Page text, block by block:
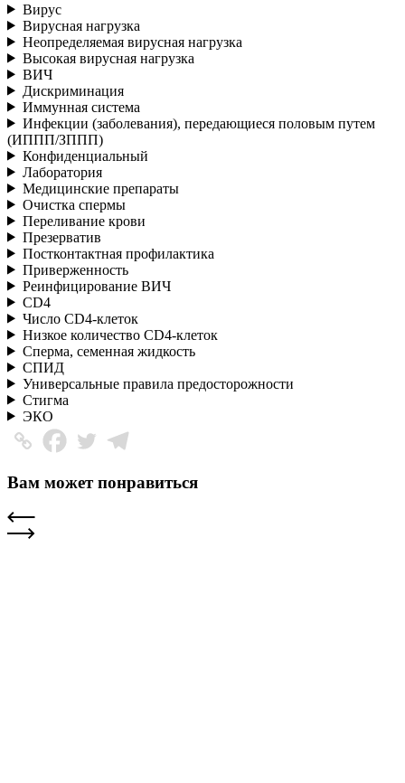
Вирус
Вирусная нагрузка
Неопределяемая вирусная нагрузка
Высокая вирусная нагрузка
ВИЧ
Дискриминация
Иммунная система
Инфекции (заболевания), передающиеся половым путем
(ИППП/ЗППП)
Конфиденциальный
Лаборатория
Медицинские препараты
Очистка спермы
Переливание крови
Презерватив
Постконтактная профилактика
Приверженность
Реинфицирование ВИЧ
CD4
Число CD4-клеток
Низкое количество CD4-клеток
Сперма, семенная жидкость
СПИД
Универсальные правила предосторожности
Стигма
ЭКО
Вам может понравиться